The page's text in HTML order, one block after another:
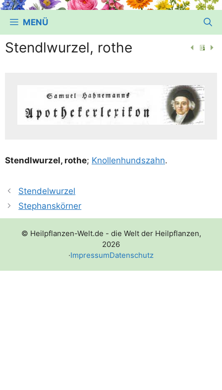
MENÜ
Stendlwurzel, rothe
Stendl­wur­zel, rothe; Knol­len­hunds­zahn.
Stendelwurzel
Stephanskörner
© Heilpflanzen-Welt.de - die Welt der Heilpflanzen,
2026
·ImpressumDatenschutz